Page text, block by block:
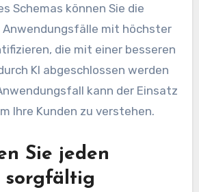
Schemas können Sie die
Anwendungsfälle mit höchster
die mit einer besseren
KI abgeschlossen werden
kann der Einsatz
Ihre Kunden zu verstehen.
Sie jeden
sorgfältig